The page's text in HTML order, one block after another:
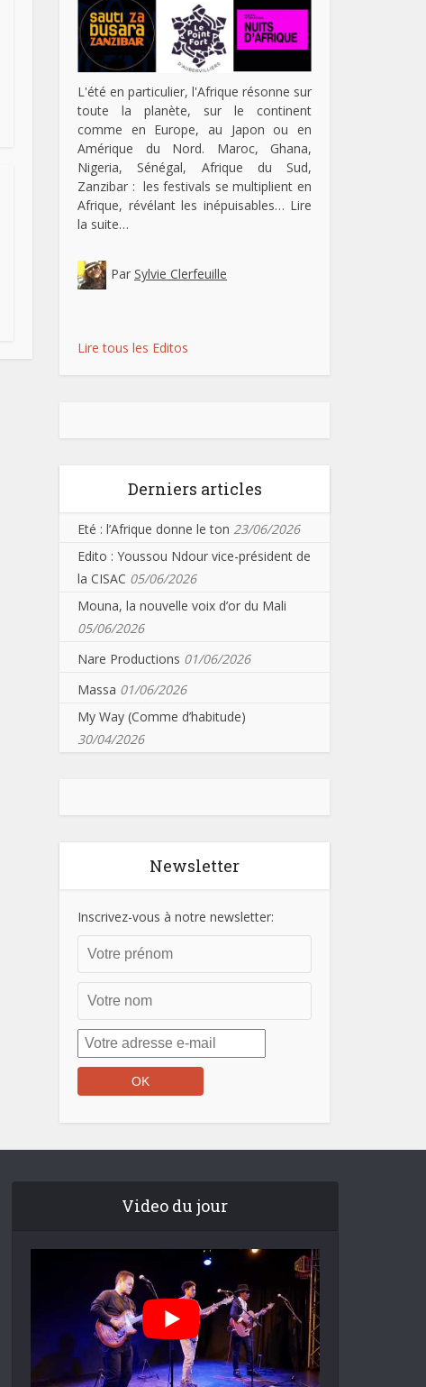
L'été en particulier, l'Afrique résonne sur
toute la planète, sur le continent
comme en Europe, au Japon ou en
Amérique du Nord. Maroc, Ghana,
Nigeria, Sénégal, Afrique du Sud,
Zanzibar : les festivals se multiplient en
Afrique, révélant les inépuisables… Lire
la suite…
Par Sylvie Clerfeuille
Lire tous les Editos
Derniers articles
Eté : l’Afrique donne le ton 23/06/2026
Edito : Youssou Ndour vice-président de
la CISAC 05/06/2026
Mouna, la nouvelle voix d’or du Mali
05/06/2026
Nare Productions 01/06/2026
Massa 01/06/2026
My Way (Comme d’habitude)
30/04/2026
Newsletter
Inscrivez-vous à notre newsletter:
Video du jour